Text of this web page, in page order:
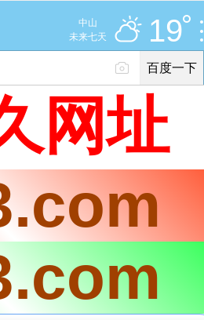
中山
优
未来七天
19
19°C
网站地图
百度一下
网址